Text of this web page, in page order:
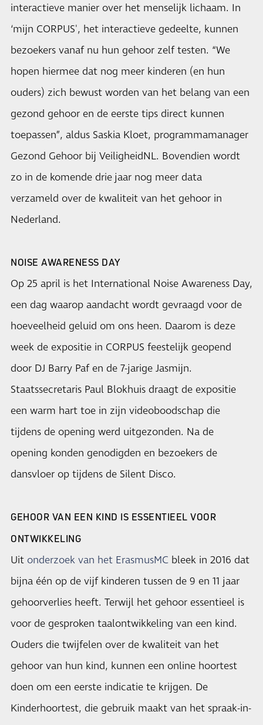
interactieve manier over het menselijk lichaam. In
‘mijn CORPUS', het interactieve gedeelte, kunnen
bezoekers vanaf nu hun gehoor zelf testen. “We
hopen hiermee dat nog meer kinderen (en hun
ouders) zich bewust worden van het belang van een
gezond gehoor en de eerste tips direct kunnen
toepassen”, aldus Saskia Kloet, programmamanager
Gezond Gehoor bij VeiligheidNL. Bovendien wordt
zo in de komende drie jaar nog meer data
verzameld over de kwaliteit van het gehoor in
Nederland.
NOISE AWARENESS DAY
Op 25 april is het International Noise Awareness Day,
een dag waarop aandacht wordt gevraagd voor de
hoeveelheid geluid om ons heen. Daarom is deze
week de expositie in CORPUS feestelijk geopend
door DJ Barry Paf en de 7-jarige Jasmijn.
Staatssecretaris Paul Blokhuis draagt de expositie
een warm hart toe in zijn videoboodschap die
tijdens de opening werd uitgezonden. Na de
opening konden genodigden en bezoekers de
dansvloer op tijdens de Silent Disco.
GEHOOR VAN EEN KIND IS ESSENTIEEL VOOR
ONTWIKKELING
Uit onderzoek van het ErasmusMC bleek in 2016 dat
bijna één op de vijf kinderen tussen de 9 en 11 jaar
gehoorverlies heeft. Terwijl het gehoor essentieel is
voor de gesproken taalontwikkeling van een kind.
Ouders die twijfelen over de kwaliteit van het
gehoor van hun kind, kunnen een online hoortest
doen om een eerste indicatie te krijgen. De
Kinderhoortest, die gebruik maakt van het spraak-in-